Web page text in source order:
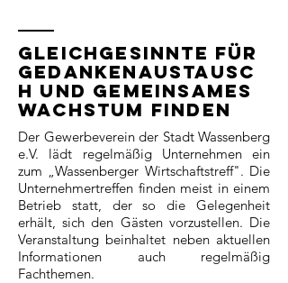
Gleichgesinnte für
Gedankenaustausc
h und gemeinsames
Wachstum finden
Der Gewerbeverein der Stadt Wassenberg
e.V. lädt regelmäßig Unternehmen ein
zum „Wassenberger Wirtschaftstreff". Die
Unternehmertreffen finden meist in einem
Betrieb statt, der so die Gelegenheit
erhält, sich den Gästen vorzustellen. Die
Veranstaltung beinhaltet neben aktuellen
Informationen auch regelmäßig
Fachthemen.